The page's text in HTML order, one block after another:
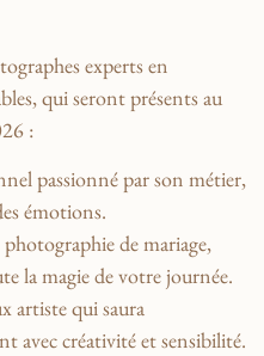
experts en
qui seront‍ présents au
:
passionné par son​ métier,
émotions.
⁤de mariage,
la ‌magie ​de votre journée.
‍artiste ‌qui ⁢saura
avec créativité et sensibilité.